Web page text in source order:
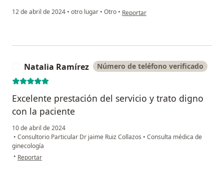
12 de abril de 2024 • otro lugar • Otro • en opinión del usuario SCR
Reportar
Natalia Ramírez Número de teléfono verificado
Excelente prestación del servicio y trato digno
con la paciente
10 de abril de 2024
• Consultorio Particular Dr jaime Ruiz Collazos • Consulta médica de
ginecología
• en opinión del usuario Natalia Ramírez
Reportar